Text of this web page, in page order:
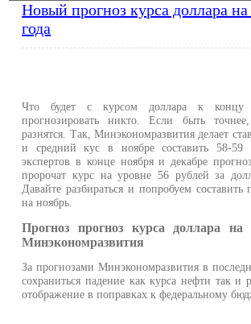
Новый прогноз курса доллара
года
Что будет с курсом доллара к концу
прогнозировать никто. Если быть
разнятся. Так, Минэкономразвития делает
и средний кус в ноябре составить 58-59
экспертов в конце ноября и декабре
пророчат курс на уровне 56 рублей за
Давайте разбираться и попробуем составить
на ноябрь.
Прогноз прогноз курса доллара на
Минэкономразвития
За прогнозами Минэкономразвития в
сохраниться падение как курса нефти так и
отображение в поправках к федеральному